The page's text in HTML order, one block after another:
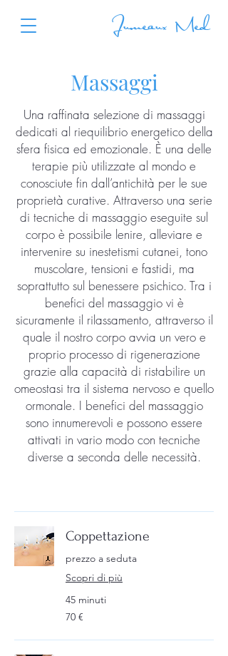
Jumeaux Med
Massaggi
Una raffinata selezione di massaggi
dedicati al riequilibrio energetico della
sfera fisica ed emozionale. È una delle
terapie più utilizzate al mondo e
conosciute fin dall’antichità per le sue
proprietà curative. Attraverso una serie
di tecniche di massaggio eseguite sul
corpo è possibile lenire, alleviare e
intervenire su inestetismi cutanei, tono
muscolare, tensioni e fastidi, ma
soprattutto sul benessere psichico. Tra i
benefici del massaggio vi è
sicuramente il rilassamento, attraverso il
quale il nostro corpo avvia un vero e
proprio processo di rigenerazione
grazie alla capacità di ristabilire un
omeostasi tra il sistema nervoso e quello
ormonale. I benefici del massaggio
sono innumerevoli e possono essere
attivati in vario modo con tecniche
diverse a seconda delle necessità.
Coppettazione
prezzo a seduta
Scopri di più
45 minuti
70
euro
70 €